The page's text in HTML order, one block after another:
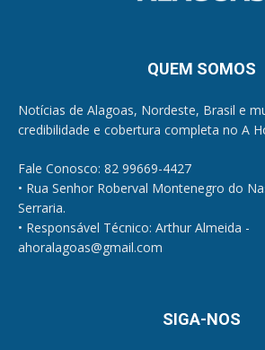
QUEM SOMOS
Notícias de Alagoas, Nordeste, Brasil e
credibilidade e cobertura completa no A
Fale Conosco: 82 99669-4427
• Rua Senhor Roberval Montenegro do
Serraria.
• Responsável Técnico: Arthur Almeida -
ahoralagoas@gmail.com
SIGA-NOS